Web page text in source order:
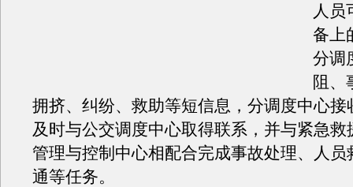
人员
备上
分调
阻、
拥挤、纠纷、救助等短信息，分调度中心接
及时与公交调度中心取得联系，并与紧急救
管理与控制中心相配合完成事故处理、人员
通等任务。